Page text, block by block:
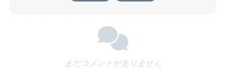
まだコメントがありません